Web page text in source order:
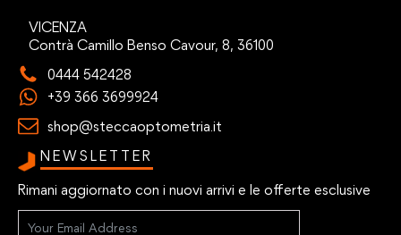
VICENZA
Contrà Camillo Benso Cavour, 8, 36100
0444 542428
+39 366 3699924
shop@steccaoptometria.it
NEWSLETTER
Rimani aggiornato con i nuovi arrivi e le offerte esclusive